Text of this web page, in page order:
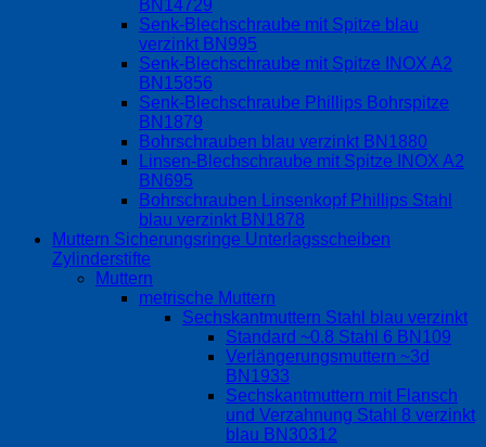
BN14729
Senk-Blechschraube mit Spitze blau
verzinkt BN995
Senk-Blechschraube mit Spitze INOX A2
BN15856
Senk-Blechschraube Phillips Bohrspitze
BN1879
Bohrschrauben blau verzinkt BN1880
Linsen-Blechschraube mit Spitze INOX A2
BN695
Bohrschrauben Linsenkopf Phillips Stahl
blau verzinkt BN1878
Muttern Sicherungsringe Unterlagsscheiben
Zylinderstifte
Muttern
metrische Muttern
Sechskantmuttern Stahl blau verzinkt
Standard ~0.8 Stahl 6 BN109
Verlängerungsmuttern ~3d
BN1933
Sechskantmuttern mit Flansch
und Verzahnung Stahl 8 verzinkt
blau BN30312